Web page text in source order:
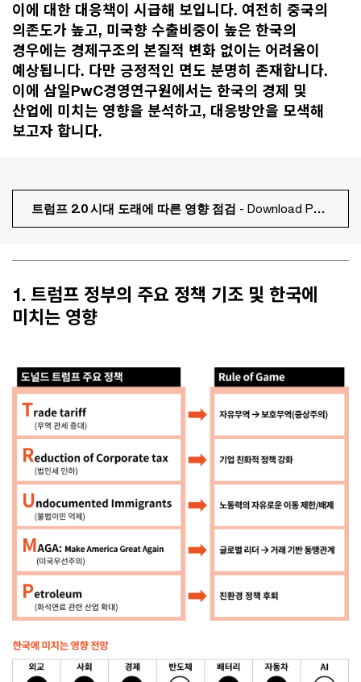
이에 대한 대응책이 시급해 보입니다. 여전히 중국의
의존도가 높고, 미국향 수출비중이 높은 한국의
경우에는 경제구조의 본질적 변화 없이는 어려움이
예상됩니다. 다만 긍정적인 면도 분명히 존재합니다.
이에 삼일PwC경영연구원에서는 한국의 경제 및
산업에 미치는 영향을 분석하고, 대응방안을 모색해
보고자 합니다.
트럼프 2.0 시대 도래에 따른 영향 점검 - Download PDF
1. 트럼프 정부의 주요 정책 기조 및 한국에
미치는 영향